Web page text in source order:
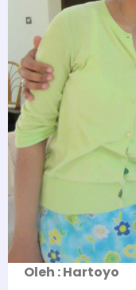
Oleh : Hartoyo